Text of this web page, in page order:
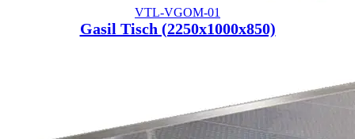
VTL-VGOM-01
Gasil Tisch (2250x1000x850)